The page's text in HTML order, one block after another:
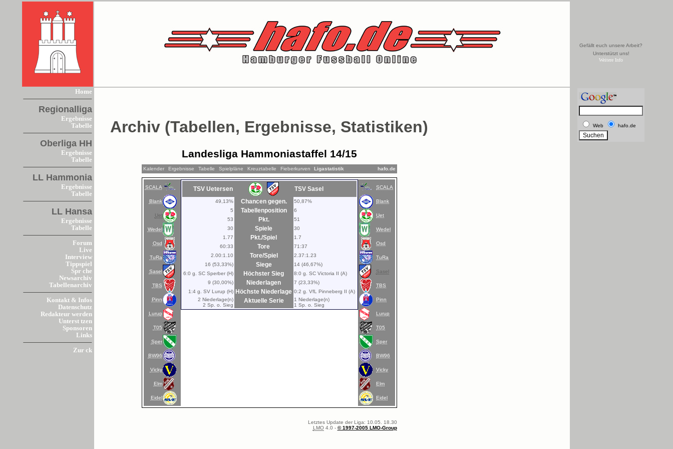
Gefällt euch unsere Arbeit?
Unterstützt uns!
Weitere Info
Home
Regionalliga
Ergebnisse
Tabelle
Oberliga HH
Ergebnisse
Tabelle
LL Hammonia
Ergebnisse
Tabelle
LL Hansa
Ergebnisse
Tabelle
Forum
Live
Interview
Tippspiel
Spr che
Newsarchiv
Tabellenarchiv
Kontakt & Infos
Datenschutz
Redakteur werden
Unterst tzen
Sponsoren
Links
Zur ck
Archiv (Tabellen, Ergebnisse, Statistiken)
Landesliga Hammoniastaffel 14/15
Kalender Ergebnisse Tabelle Spielpläne Kreuztabelle Fieberkurven Ligastatistik hafo.de
SCALA
Blank
Uet
Wedel
Osd
TuRa
Sasel
TBS
Pinn
Lurup
T05
Sper
BW96
Vicky
Elm
Eidel
TSV Uetersen TSV Sasel
49,13% Chancen gegen.
50,87%
5
Tabellenposition
6
53
Pkt.
51
30
Spiele
30
1.77
Pkt./Spiel
1.7
60:33
Tore
71:37
2.00:1.10
Tore/Spiel
2.37:1.23
16 (53,33%)
Siege
14 (46,67%)
6:0 g. SC Sperber (H)
Höchster Sieg
8:0 g. SC Victoria II (A)
9 (30,00%)
Niederlagen
7 (23,33%)
1:4 g. SV Lurup (H) Höchste Niederlage 0:2 g. VfL Pinneberg II (A)
2 Niederlage(n)
2 Sp. o. Sieg
Aktuelle Serie
1 Niederlage(n)
1 Sp. o. Sieg
SCALA
Blank
Uet
Wedel
Osd
TuRa
Sasel
TBS
Pinn
Lurup
T05
Sper
BW96
Vicky
Elm
Eidel
Letztes Update der Liga: 10.05. 18.30
LMO4.0 - © 1997-2005 LMO-Group
Web hafo.de